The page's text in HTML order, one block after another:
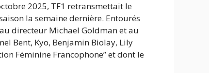
2025, TF1 retransmettait le
la semaine dernière. Entourés
directeur Michael Goldman et au
Bent, Kyo, Benjamin Biolay, Lily
Féminine Francophone” et dont le